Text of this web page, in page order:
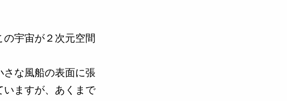
宇宙が２次元空間
な風船の表面に張
いますが、あくまで